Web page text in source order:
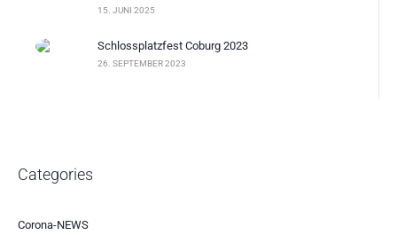
15. JUNI 2025
Schlossplatzfest Coburg 2023
26. SEPTEMBER 2023
Categories
Corona-NEWS